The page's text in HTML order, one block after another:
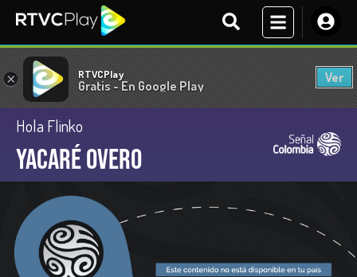
× RTVCPlay
Gratis - En Google Play
Ver
Hola Flinko
Yacaré overo